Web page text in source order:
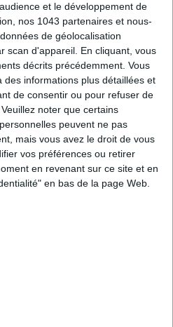
et le développement de
nos 1043 partenaires et nous-
de géolocalisation
scan d'appareil. En cliquant, vous
décrits précédemment. Vous
des informations plus détaillées et
de consentir ou pour refuser de
Veuillez noter que certains
peuvent ne pas
mais vous avez le droit de vous
vos préférences ou retirer
en revenant sur ce site et en
en bas de la page Web.
LE TON DE LA SAISON